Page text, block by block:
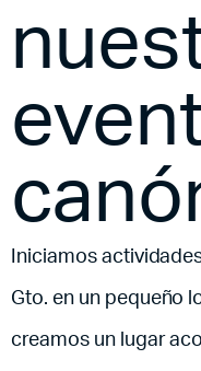
Iniciamos
Gto. en un pequeño
creamos un lugar